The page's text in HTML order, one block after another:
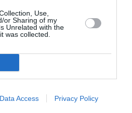
Use,
or Sharing of my
Unrelated with the
was collected.
Data Access Privacy Policy
Η Σιγκαπούρη
είσοδο σε δύο μέλη
των Massive Attack